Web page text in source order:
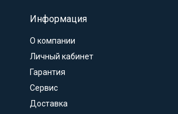
Информация
О компании
Личный кабинет
Гарантия
Сервис
Доставка